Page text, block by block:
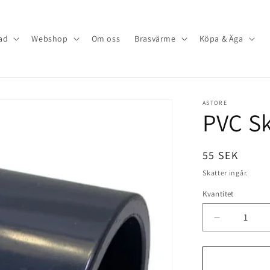
Webshop Om oss Brasvärme Köpa & Äga
ASTORE
PVC
Ordinarie
pris
55 SEK
Skatter ingår.
Kvantitet
Minska
kvantitet
för